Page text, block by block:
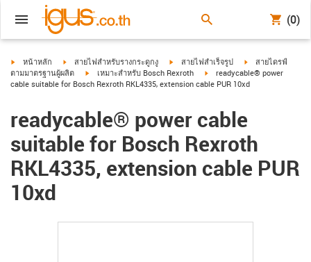
(0)
igus-icon-arrow-right
หน้าหลัก igus-icon-arrow-right
สายไฟสำหรับรางกระดูกงู igus-icon-arrow-right
สายไฟสำเร็จรูป igus-icon-arrow-
สายไดรฟ์
ตามมาตรฐานผู้ผลิต
igus-icon-arrow-right
เหมาะสำหรับ Bosch Rexroth igus-icon-arrow-right
readycable® power
cable suitable for Bosch Rexroth RKL4335, extension cable PUR 10xd
readycable® power cable
suitable for Bosch Rexroth
RKL4335, extension cable PUR
10xd